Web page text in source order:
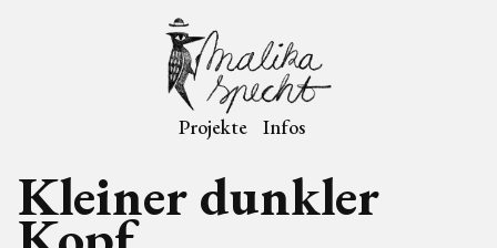
Projekte Infos
Kleiner dunkler